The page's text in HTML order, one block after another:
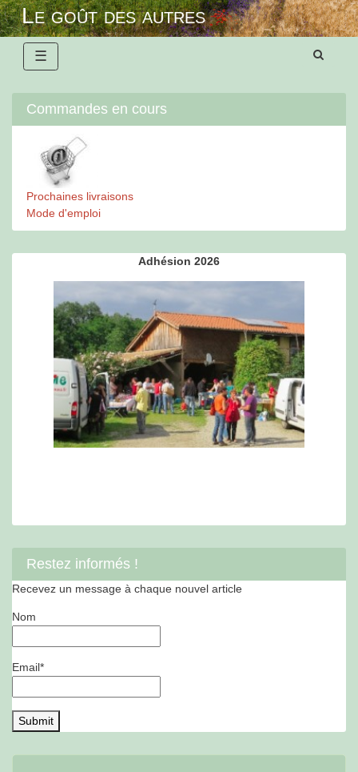
Skip
to
content
Le goût des autres
☰
Commandes en cours
Prochaines livraisons
Mode d'emploi
Adhésion 2026
Restez informés !
Recevez un message à chaque nouvel article
Nom
Email*